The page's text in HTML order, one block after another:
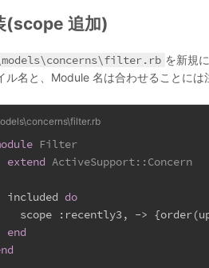
(scope 追加)
を新規
ル名と、Module 名は合わせることには
Filter
extend ActiveSupport::Concern
included
do
scope
:recently3, -> {order(
end